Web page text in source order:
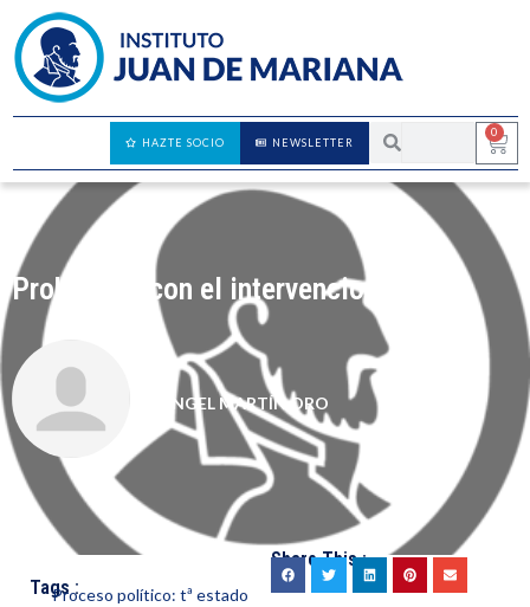
0
NEWSLETTER
HAZTE SOCIO
Problemas con el intervencionismo
ÁNGEL MARTÍN ORO
Tags :Proceso político: tª estado
Share This :